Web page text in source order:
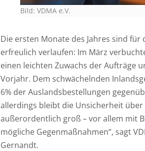
Bild: VDMA e.V.
Die ersten Monate des Jahres sind
erfreulich verlaufen: Im März
einen leichten Zuwachs der Aufträge
Vorjahr. Dem schwächelnden
6% der Auslandsbestellungen
allerdings bleibt die Unsicherheit
außerordentlich groß – vor allem mit
mögliche Gegenmaßnahmen“, sagt
Gernandt.